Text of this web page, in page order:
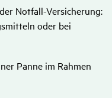
Notfall-Versicherung:
oder bei
Panne im Rahmen